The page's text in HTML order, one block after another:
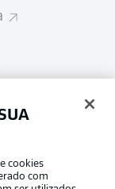
visualização
cookies
com